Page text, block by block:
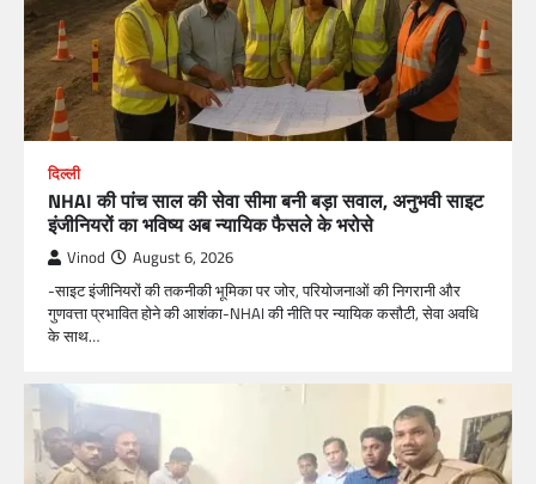
दिल्ली
NHAI की पांच साल की सेवा सीमा बनी बड़ा सवाल, अनुभवी साइट
इंजीनियरों का भविष्य अब न्यायिक फैसले के भरोसे
Vinod August 6, 2026
-साइट इंजीनियरों की तकनीकी भूमिका पर जोर, परियोजनाओं की निगरानी और
गुणवत्ता प्रभावित होने की आशंका-NHAI की नीति पर न्यायिक कसौटी, सेवा अवधि
के साथ…